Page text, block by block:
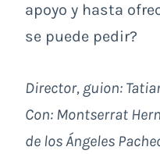
apoyo y hasta
se puede pedir?
Director, guion: T
Con: Montserrat
de los Ángeles